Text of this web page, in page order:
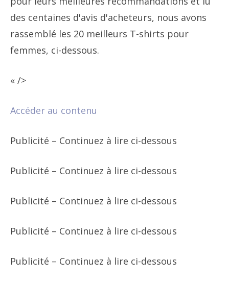
des centaines d'avis d'acheteurs, nous avons
rassemblé les 20 meilleurs T-shirts pour
femmes, ci-dessous.
« />
Accéder au contenu
Publicité – Continuez à lire ci-dessous
Publicité – Continuez à lire ci-dessous
Publicité – Continuez à lire ci-dessous
Publicité – Continuez à lire ci-dessous
Publicité – Continuez à lire ci-dessous